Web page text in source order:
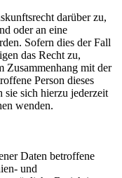
darüber zu,
oder an eine
Sofern dies der Fall
das Recht zu,
Zusammenhang mit der
Person dieses
sie sich hierzu jederzeit
wenden.
Daten betroffene
und